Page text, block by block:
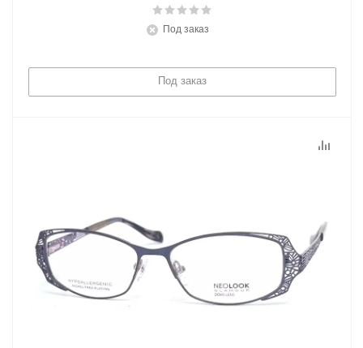
Под заказ
Под заказ